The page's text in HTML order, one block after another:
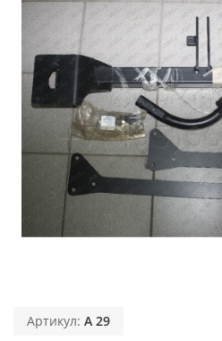
Артикул: A 29